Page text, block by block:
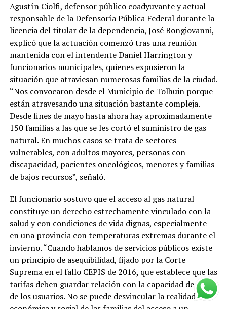
Agustín Ciolfi, defensor público coadyuvante y actual
responsable de la Defensoría Pública Federal durante la
licencia del titular de la dependencia, José Bongiovanni,
explicó que la actuación comenzó tras una reunión
mantenida con el intendente Daniel Harrington y
funcionarios municipales, quienes expusieron la
situación que atraviesan numerosas familias de la ciudad.
“Nos convocaron desde el Municipio de Tolhuin porque
están atravesando una situación bastante compleja.
Desde fines de mayo hasta ahora hay aproximadamente
150 familias a las que se les cortó el suministro de gas
natural. En muchos casos se trata de sectores
vulnerables, con adultos mayores, personas con
discapacidad, pacientes oncológicos, menores y familias
de bajos recursos”, señaló.
El funcionario sostuvo que el acceso al gas natural
constituye un derecho estrechamente vinculado con la
salud y con condiciones de vida dignas, especialmente
en una provincia con temperaturas extremas durante el
invierno. “Cuando hablamos de servicios públicos existe
un principio de asequibilidad, fijado por la Corte
Suprema en el fallo CEPIS de 2016, que establece que las
tarifas deben guardar relación con la capacidad de pago
de los usuarios. No se puede desvincular la realidad